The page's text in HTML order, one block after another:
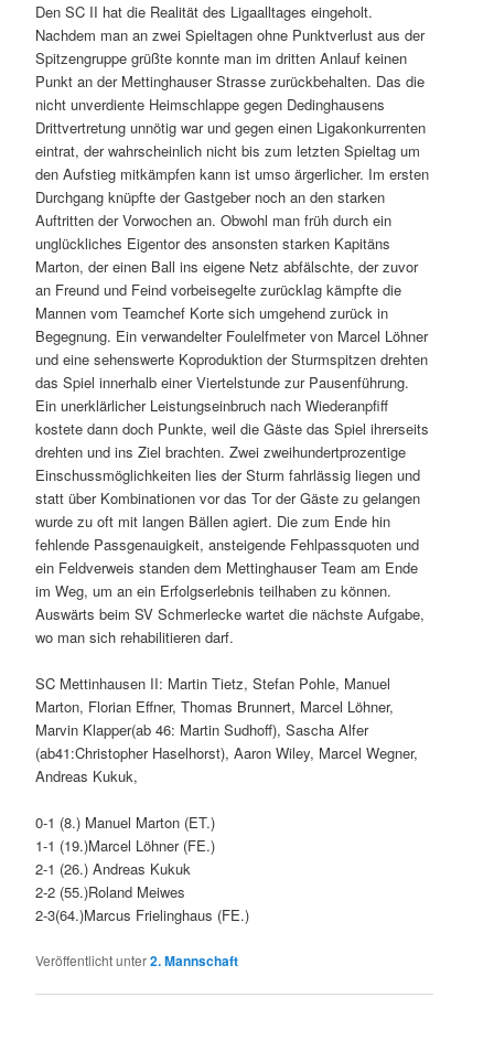
Den SC II hat die Realität des Ligaalltages eingeholt.
Nachdem man an zwei Spieltagen ohne Punktverlust aus der
Spitzengruppe grüßte konnte man im dritten Anlauf keinen
Punkt an der Mettinghauser Strasse zurückbehalten. Das die
nicht unverdiente Heimschlappe gegen Dedinghausens
Drittvertretung unnötig war und gegen einen Ligakonkurrenten
eintrat, der wahrscheinlich nicht bis zum letzten Spieltag um
den Aufstieg mitkämpfen kann ist umso ärgerlicher. Im ersten
Durchgang knüpfte der Gastgeber noch an den starken
Auftritten der Vorwochen an. Obwohl man früh durch ein
unglückliches Eigentor des ansonsten starken Kapitäns
Marton, der einen Ball ins eigene Netz abfälschte, der zuvor
an Freund und Feind vorbeisegelte zurücklag kämpfte die
Mannen vom Teamchef Korte sich umgehend zurück in
Begegnung. Ein verwandelter Foulelfmeter von Marcel Löhner
und eine sehenswerte Koproduktion der Sturmspitzen drehten
das Spiel innerhalb einer Viertelstunde zur Pausenführung.
Ein unerklärlicher Leistungseinbruch nach Wiederanpfiff
kostete dann doch Punkte, weil die Gäste das Spiel ihrerseits
drehten und ins Ziel brachten. Zwei zweihundertprozentige
Einschussmöglichkeiten lies der Sturm fahrlässig liegen und
statt über Kombinationen vor das Tor der Gäste zu gelangen
wurde zu oft mit langen Bällen agiert. Die zum Ende hin
fehlende Passgenauigkeit, ansteigende Fehlpassquoten und
ein Feldverweis standen dem Mettinghauser Team am Ende
im Weg, um an ein Erfolgserlebnis teilhaben zu können.
Auswärts beim SV Schmerlecke wartet die nächste Aufgabe,
wo man sich rehabilitieren darf.
SC Mettinhausen II: Martin Tietz, Stefan Pohle, Manuel
Marton, Florian Effner, Thomas Brunnert, Marcel Löhner,
Marvin Klapper(ab 46: Martin Sudhoff), Sascha Alfer
(ab41:Christopher Haselhorst), Aaron Wiley, Marcel Wegner,
Andreas Kukuk,
0-1 (8.) Manuel Marton (ET.)
1-1 (19.)Marcel Löhner (FE.)
2-1 (26.) Andreas Kukuk
2-2 (55.)Roland Meiwes
2-3(64.)Marcus Frielinghaus (FE.)
Veröffentlicht unter2. Mannschaft